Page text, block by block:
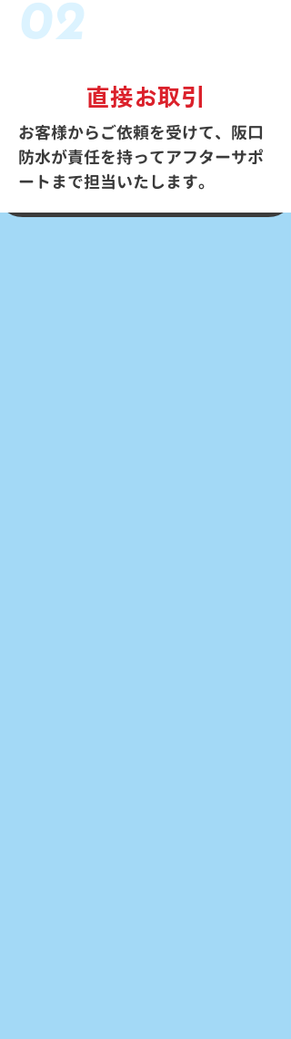
02
直接お取引
お客様からご依頼を受けて、阪口
防水が責任を持ってアフターサポ
ートまで担当いたします。